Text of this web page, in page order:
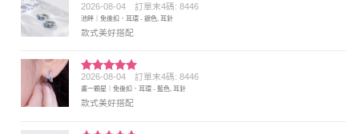
評分5滿
分 5
2026-08-04 訂單末4碼: 8446
池畔｜免後扣．耳環 - 銀色, 耳針
款式美好搭配
評分5 滿
分 5
2026-08-04 訂單末4碼: 8446
畫一顆星｜免後扣．耳環 - 藍色, 耳針
款式美好搭配